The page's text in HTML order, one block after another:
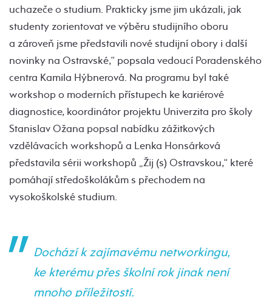
uchazeče o studium. Prakticky jsme jim ukázali, jak
studenty zorientovat ve výběru studijního oboru
a zároveň jsme představili nové studijní obory i další
novinky na Ostravské,“ popsala vedoucí Poradenského
centra Kamila Hýbnerová. Na programu byl také
workshop o moderních přístupech ke kariérové
diagnostice, koordinátor projektu Univerzita pro školy
Stanislav Ožana popsal nabídku zážitkových
vzdělávacích workshopů a Lenka Honsárková
představila sérii workshopů „Žij (s) Ostravskou,“ které
pomáhají středoškolákům s přechodem na
vysokoškolské studium.
Dochází k zajímavému networkingu,
ke kterému přes školní rok jinak není
mnoho příležitostí.